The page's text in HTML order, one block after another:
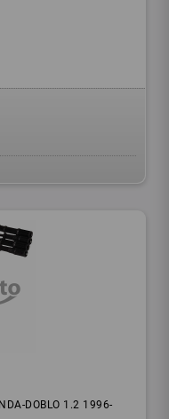
DOBLO 1.2 1996-